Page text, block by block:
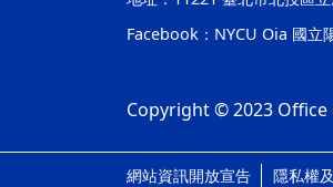
Facebook： NYCU Oia 國立
Copyright © 2023
網站資訊開放宣告 隱私權